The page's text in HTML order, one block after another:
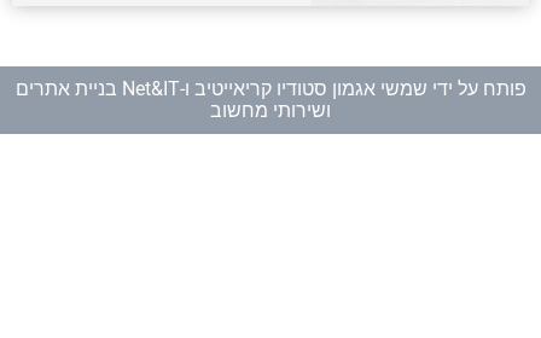
פותח על ידי שמשי אגמון סטודיו קריאייטיב ו-
Net&IT בניית אתרים
ושירותי מחשוב